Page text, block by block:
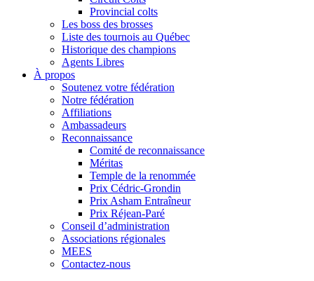
Provincial colts
Les boss des brosses
Liste des tournois au Québec
Historique des champions
Agents Libres
À propos
Soutenez votre fédération
Notre fédération
Affiliations
Ambassadeurs
Reconnaissance
Comité de reconnaissance
Méritas
Temple de la renommée
Prix Cédric-Grondin
Prix Asham Entraîneur
Prix Réjean-Paré
Conseil d’administration
Associations régionales
MEES
Contactez-nous